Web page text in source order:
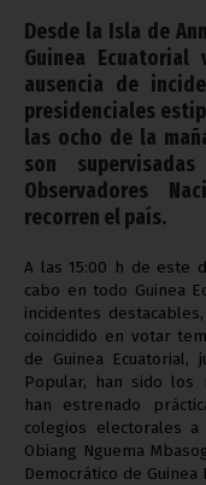
Desde la Isla de
Guinea
ausencia de
presidenciales
las ocho de la
son
Observadores
recorren el país.
A las 15:00 h de este
cabo en todo Guinea
incidentes
coincidido en votar
de Guinea Ecuatorial,
Popular, han sido los
han estrenado
colegios electorales
Obiang Nguema
Democrático de